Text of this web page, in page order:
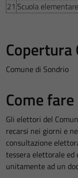
21 Scuola elementare
Copertura
Comune di Sondrio
Come fare
Gli elettori del
recarsi nei giorni e
consultazione
tessera elettorale ed
unitamente ad un